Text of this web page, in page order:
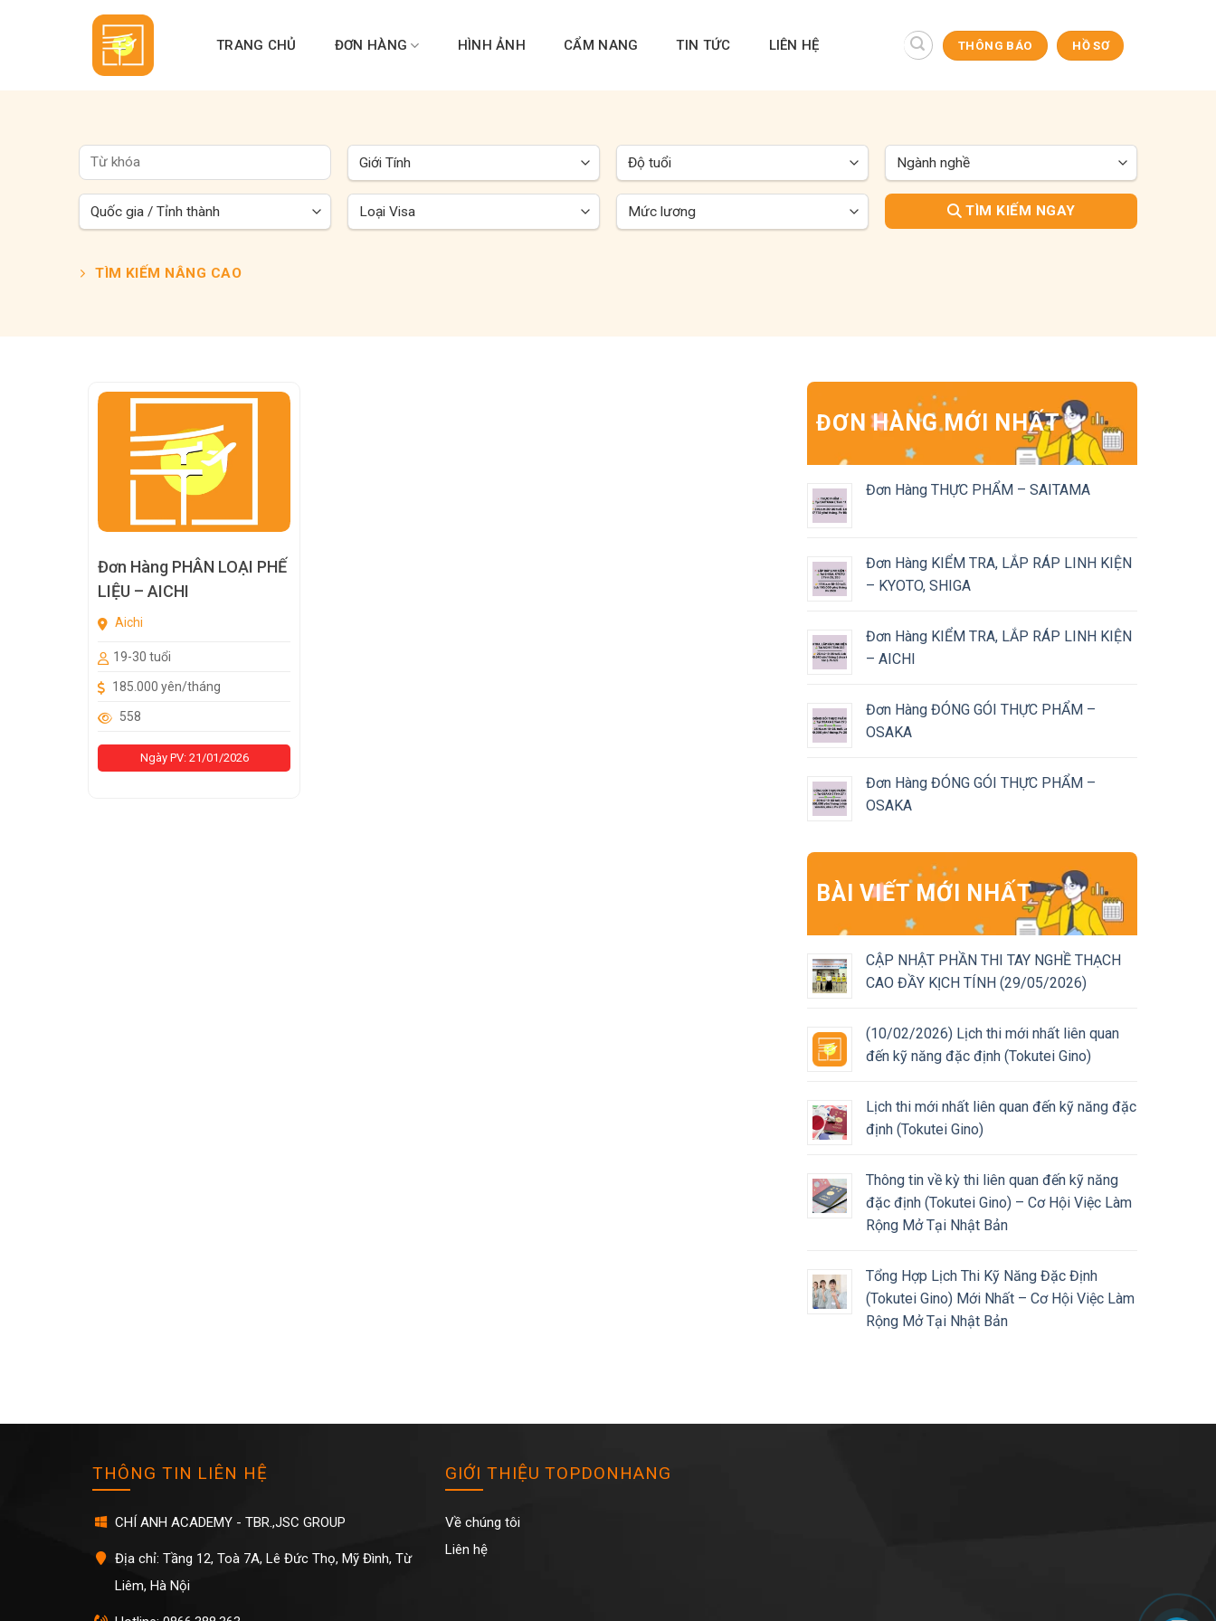
TRANG CHỦ ĐƠN HÀNG HÌNH ẢNH CẨM NANG TIN TỨC LIÊN HỆ THÔNG BÁO HỒ SƠ
TÌM KIẾM NGAY
TÌM KIẾM NÂNG CAO
Đơn Hàng PHÂN LOẠI PHẾ
LIỆU – AICHI
Aichi
19-30 tuổi
185.000 yên/tháng
558
Ngày PV: 21/01/2026
ĐƠN HÀNG MỚI NHẤT
Đơn Hàng THỰC PHẨM – SAITAMA
Đơn Hàng KIỂM TRA, LẮP RÁP LINH KIỆN
– KYOTO, SHIGA
Đơn Hàng KIỂM TRA, LẮP RÁP LINH KIỆN
– AICHI
Đơn Hàng ĐÓNG GÓI THỰC PHẨM –
OSAKA
Đơn Hàng ĐÓNG GÓI THỰC PHẨM –
OSAKA
BÀI VIẾT MỚI NHẤT
CẬP NHẬT PHẦN THI TAY NGHỀ THẠCH
CAO ĐẦY KỊCH TÍNH (29/05/2026)
(10/02/2026) Lịch thi mới nhất liên quan
đến kỹ năng đặc định (Tokutei Gino)
Lịch thi mới nhất liên quan đến kỹ năng đặc
định (Tokutei Gino)
Thông tin về kỳ thi liên quan đến kỹ năng
đặc định (Tokutei Gino) – Cơ Hội Việc Làm
Rộng Mở Tại Nhật Bản
Tổng Hợp Lịch Thi Kỹ Năng Đặc Định
(Tokutei Gino) Mới Nhất – Cơ Hội Việc Làm
Rộng Mở Tại Nhật Bản
THÔNG TIN LIÊN HỆ
CHÍ ANH ACADEMY - TBR.,JSC GROUP
Địa chỉ: Tầng 12, Toà 7A, Lê Đức Thọ, Mỹ Đình, Từ
Liêm, Hà Nội
GIỚI THIỆU TOPDONHANG
Về chúng tôi
Liên hệ